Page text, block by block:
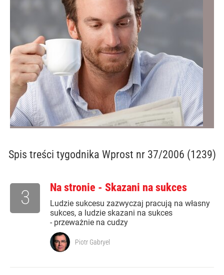
Spis treści tygodnika Wprost nr 37/2006 (1239)
Na stronie - Skazani na sukces
Ludzie sukcesu zazwyczaj pracują na własny
sukces, a ludzie skazani na sukces
- przeważnie na cudzy
3
Piotr Gabryel